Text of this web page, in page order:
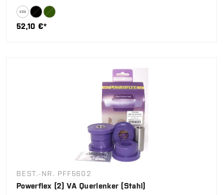
52,10 €*
BEST.-NR. PFF5602
Powerflex (2) VA Querlenker (Stahl)